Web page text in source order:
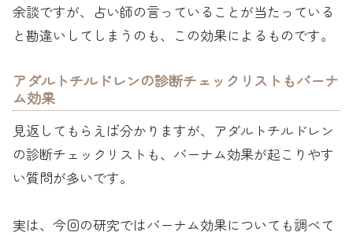
余談ですが、占い師の言っていることが当たっている
と勘違いしてしまうのも、この効果によるものです。
アダルトチルドレンの診断チェックリストもバーナ
ム効果
見返してもらえば分かりますが、アダルトチルドレン
の診断チェックリストも、バーナム効果が起こりやす
い質問が多いです。
実は、今回の研究ではバーナム効果についても調べて